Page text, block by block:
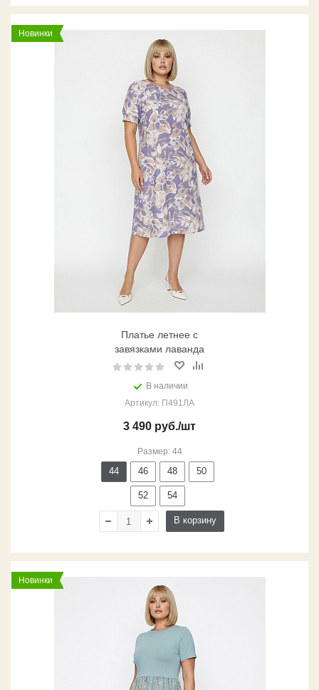
Новинки
Платье летнее с
завязками лаванда
В наличии
Артикул: П491ЛА
3 490 руб./шт
Размер: 44
44 46 48 50
52 54
В корзину
Новинки